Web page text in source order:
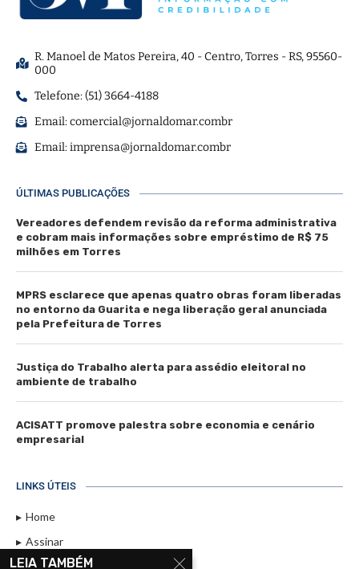
R. Manoel de Matos Pereira, 40 - Centro, Torres - RS, 95560-
000
Telefone: (51) 3664-4188
Email:comercial@jornaldomar.combr
Email:imprensa@jornaldomar.combr
ÚLTIMAS PUBLICAÇÕES
Vereadores defendem revisão da reforma administrativa
e cobram mais informações sobre empréstimo de R$ 75
milhões em Torres
MPRS esclarece que apenas quatro obras foram liberadas
no entorno da Guarita e nega liberação geral anunciada
pela Prefeitura de Torres
Justiça do Trabalho alerta para assédio eleitoral no
ambiente de trabalho
ACISATT promove palestra sobre economia e cenário
empresarial
LINKS ÚTEIS
Home
Assinar
LEIA TAMBÉM